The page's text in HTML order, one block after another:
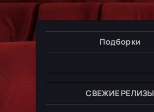
Подборки
СВЕЖИЕ РЕЛИЗЫ